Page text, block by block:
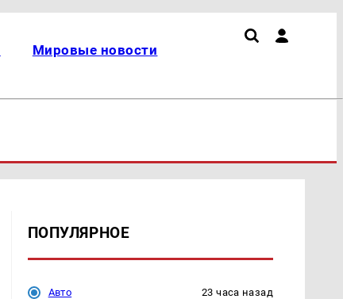
Мировые новости
ПОПУЛЯРНОЕ
Авто 23 часа назад